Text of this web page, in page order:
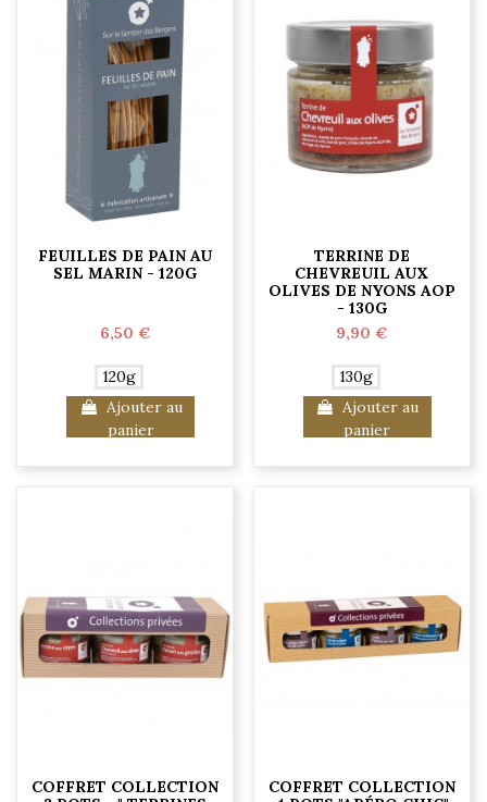
FEUILLES DE PAIN AU
SEL MARIN - 120G
6,50 €
120g
Ajouter au
panier
TERRINE DE
CHEVREUIL AUX
OLIVES DE NYONS AOP
- 130G
9,90 €
130g
Ajouter au
panier
COFFRET COLLECTION
COFFRET COLLECTION